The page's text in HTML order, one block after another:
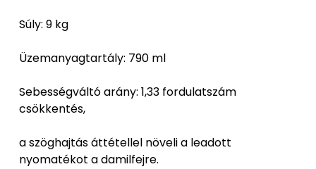
Súly: 9 kg
Üzemanyagtartály: 790 ml
Sebességváltó arány: 1,33 fordulatszám
csökkentés,
a szöghajtás áttétellel növeli a leadott
nyomatékot a damilfejre.